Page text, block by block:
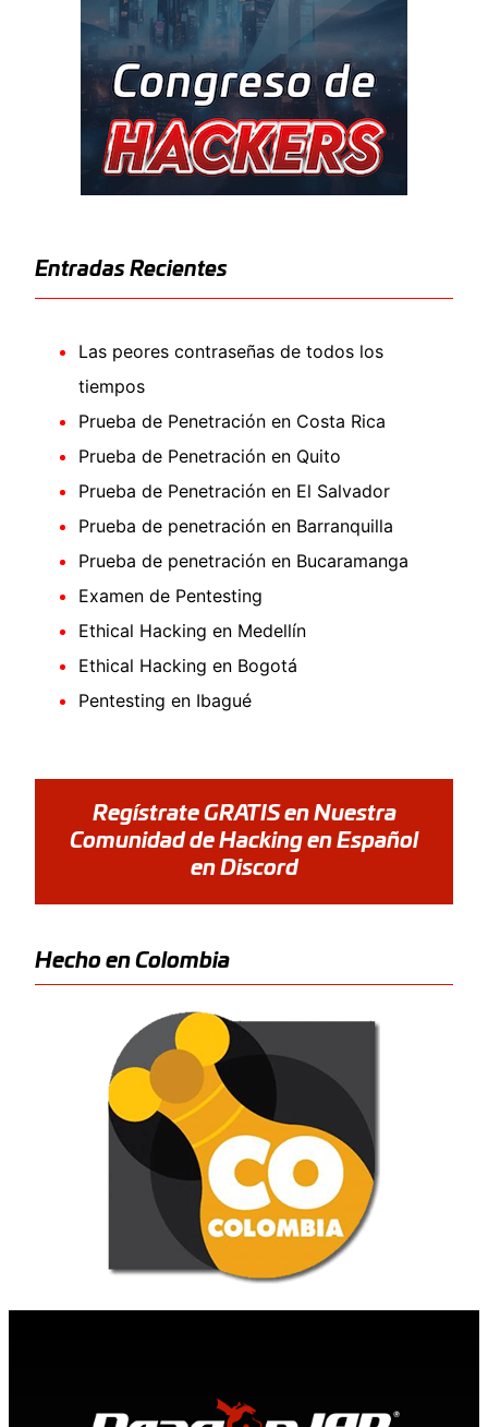
Entradas Recientes
Las peores contraseñas de todos los
tiempos
Prueba de Penetración en Costa Rica
Prueba de Penetración en Quito
Prueba de Penetración en El Salvador
Prueba de penetración en Barranquilla
Prueba de penetración en Bucaramanga
Examen de Pentesting
Ethical Hacking en Medellín
Ethical Hacking en Bogotá
Pentesting en Ibagué
Regístrate GRATIS en Nuestra
Comunidad de Hacking en Español
en Discord
Hecho en Colombia